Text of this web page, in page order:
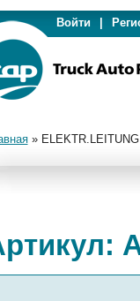
Войти
» ELEKTR.LEITUNG